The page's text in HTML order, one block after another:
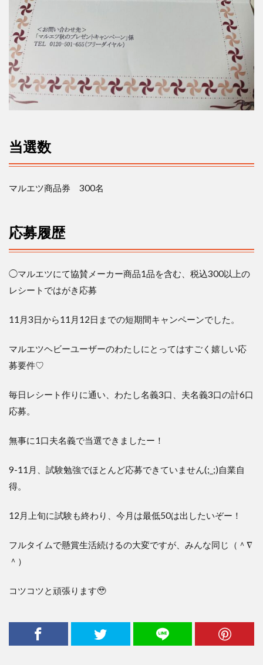
当選数
マルエツ商品券 300名
応募履歴
◯マルエツにて協賛メーカー商品1品を含む、税込300以上の
レシートではがき応募
11 月3日から11 月 12日までの短期間キャンペーンでした。
マルエツヘビーユーザーのわたしにとってはすごく嬉しい応
募要件♡
毎日レシート作りに通い、わたし名義3口、夫名義3口の計6口
応募。
無事に1口夫名義で当選できましたー！
9-11 月、試験勉強でほとんど応募できていません(;_;)自業自
得。
12 月上旬に試験も終わり、今月は最低50は出したいぞー！
フルタイムで懸賞生活続けるの大変ですが、みんな同じ（＾ ∇
＾）
コツコツと頑張ります🥹